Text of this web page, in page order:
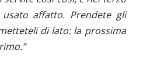
affatto. Prendete gli
di lato: la prossima